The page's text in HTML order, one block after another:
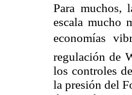
Para muchos,
escala mucho
economías
regulación de
los controles
la presión del